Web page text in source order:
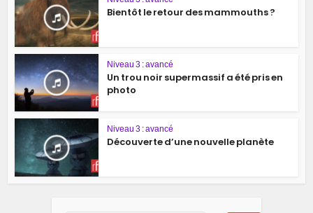
Bientôt le retour des mammouths ?
Niveau 3 : avancé
Un trou noir supermassif a été pris en
photo
Niveau 3 : avancé
Découverte d’une nouvelle planète